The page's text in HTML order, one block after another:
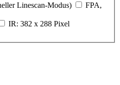
Linescan-Modus)
FPA,
IR: 382 x 288 Pixel